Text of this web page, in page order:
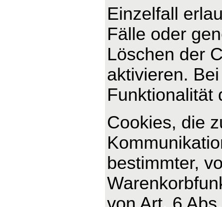
Einzelfall
Fälle oder
Löschen der
aktivieren.
Funktionalität
Cookies, die
bestimmter,